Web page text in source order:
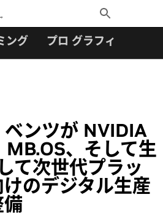
Toggle
Search
ング プロ グラフィックス
ベンツが NVIDIA
、そして生
て次世代プラッ
けのデジタル生産
備